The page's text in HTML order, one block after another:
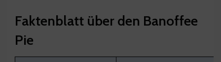
Faktenblatt über den Banoffee
Pie